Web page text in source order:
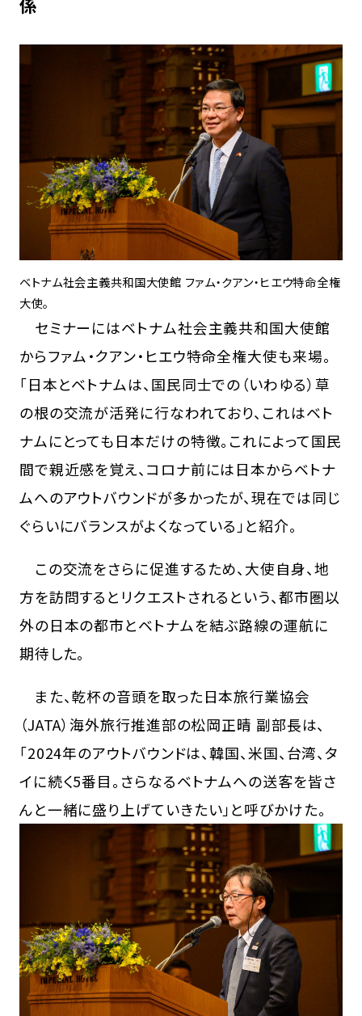
ベトナム社会主義共和国大使館 ファム・クアン・ヒエウ特命全権
大使。
セミナーにはベトナム社会主義共和国大使館
からファム・クアン・ヒエウ特命全権大使も来場。
「日本とベトナムは、国民同士での（いわゆる）草
の根の交流が活発に行なわれており、これはベト
ナムにとっても日本だけの特徴。これによって国民
間で親近感を覚え、コロナ前には日本からベトナ
ムへのアウトバウンドが多かったが、現在では同じ
ぐらいにバランスがよくなっている」と紹介。
この交流をさらに促進するため、大使自身、地
方を訪問するとリクエストされるという、都市圏以
外の日本の都市とベトナムを結ぶ路線の運航に
期待した。
また、乾杯の音頭を取った日本旅行業協会
（JATA）海外旅行推進部の松岡正晴 副部長は、
「2024年のアウトバウンドは、韓国、米国、台湾、タ
イに続く5番目。さらなるベトナムへの送客を皆さ
んと一緒に盛り上げていきたい」と呼びかけた。